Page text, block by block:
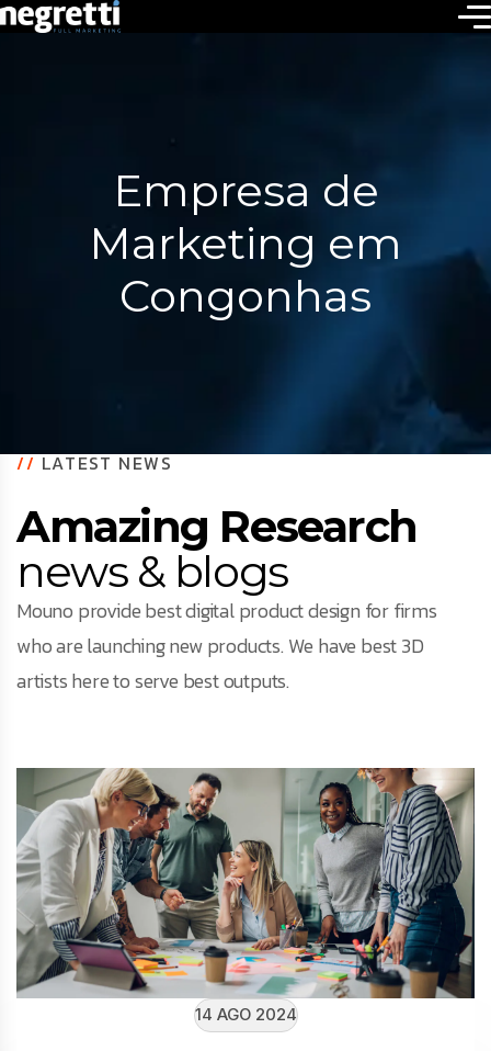
Empresa de
Marketing em
Congonhas
//LATEST NEWS
Amazing Research
news & blogs
Mouno provide best digital product design for firms
who are launching new products. We have best 3D
artists here to serve best outputs.
14 AGO 2024